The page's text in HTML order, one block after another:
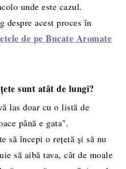
unde este cazul.
despre acest proces în
de pe Bucate Aromate
sunt atât de lungi?
las doar cu o listă de
până e gata".
să începi o rețetă și să nu
să aibă tava, cât de moale